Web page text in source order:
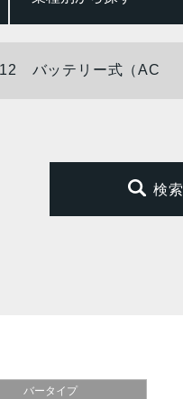
検索
バータイプ